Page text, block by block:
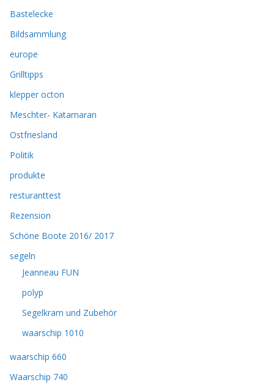
Bastelecke
Bildsammlung
europe
Grilltipps
klepper octon
Meschter- Katamaran
Ostfriesland
Politik
produkte
resturanttest
Rezension
Schöne Boote 2016/ 2017
segeln
Jeanneau FUN
polyp
Segelkram und Zubehör
waarschip 1010
waarschip 660
Waarschip 740